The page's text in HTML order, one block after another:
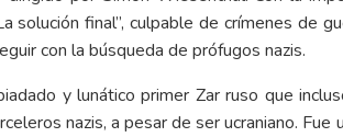
final”, culpable de crímenes de
con la búsqueda de prófugos nazis.
y lunático primer Zar ruso que
nazis, a pesar de ser ucraniano.